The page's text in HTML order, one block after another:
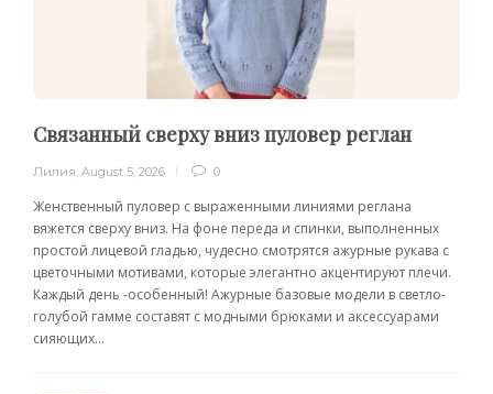
Связанный сверху вниз пуловер реглан
Лилия, August 5, 2026 0
Женственный пуловер с выраженными линиями реглана
вяжется сверху вниз. На фоне переда и спинки, выполненных
простой лицевой гладью, чудесно смотрятся ажурные рукава с
цветочными мотивами, которые элегантно акцентируют плечи.
Каждый день -особенный! Ажурные базовые модели в светло-
голубой гамме составят с модными брюками и аксессуарами
сияющих...